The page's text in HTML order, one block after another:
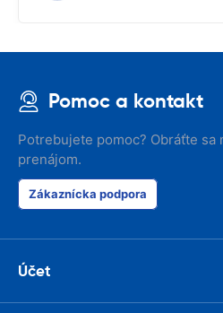
Pomoc a kontakt
Potrebujete pomoc? Obráťte sa
prenájom.
Zákaznícka podpora
Účet